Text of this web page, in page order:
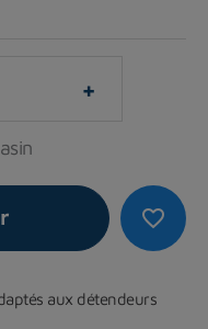
+
favorite_border
aux détendeurs